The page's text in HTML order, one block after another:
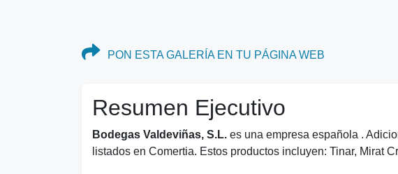
PON ESTA GALERÍA EN TU PÁGINA WEB
Resumen Ejecutivo
Bodegas Valdeviñas, S.L. es una empresa española .
listados en Comertia. Estos productos incluyen: Tinar, Mirat